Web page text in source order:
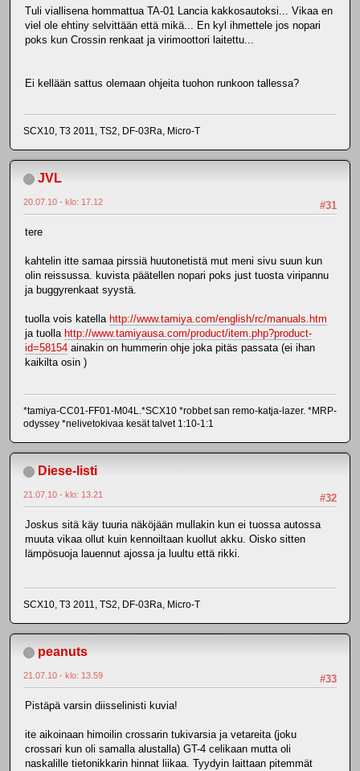
Tuli viallisena hommattua TA-01 Lancia kakkosautoksi... Vikaa en
viel ole ehtiny selvittään että mikä... En kyl ihmettele jos nopari
poks kun Crossin renkaat ja virimoottori laitettu...
Ei kellään sattus olemaan ohjeita tuohon runkoon tallessa?
SCX10, T3 2011, TS2, DF-03Ra, Micro-T
JVL
#31
20.07.10 - klo: 17.12
tere
kahtelin itte samaa pirssiä huutonetistä mut meni sivu suun kun
olin reissussa. kuvista päätellen nopari poks just tuosta viripannu
ja buggyrenkaat syystä.
tuolla vois katella http://www.tamiya.com/english/rc/manuals.htm
ja tuolla http://www.tamiyausa.com/product/item.php?product-
id=58154 ainakin on hummerin ohje joka pitäs passata (ei ihan
kaikilta osin )
*tamiya-CC01-FF01-M04L.*SCX10 *robbet san remo-katja-lazer. *MRP-
odyssey *nelivetokivaa kesät talvet 1:10-1:1
Diese-listi
#32
21.07.10 - klo: 13.21
Joskus sitä käy tuuria näköjään mullakin kun ei tuossa autossa
muuta vikaa ollut kuin kennoiltaan kuollut akku. Oisko sitten
lämpösuoja lauennut ajossa ja luultu että rikki.
SCX10, T3 2011, TS2, DF-03Ra, Micro-T
peanuts
#33
21.07.10 - klo: 13.59
Pistäpä varsin diisselinisti kuvia!
ite aikoinaan himoilin crossarin tukivarsia ja vetareita (joku
crossari kun oli samalla alustalla) GT-4 celikaan mutta oli
naskalille tietonikkarin hinnat liikaa. Tyydyin laittaan pitemmät